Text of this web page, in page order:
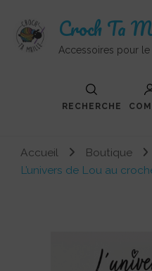
Croch Ta
Accessoires pour
RECHERCHE
Votre
Accueil Boutique
L’univers de Lou au